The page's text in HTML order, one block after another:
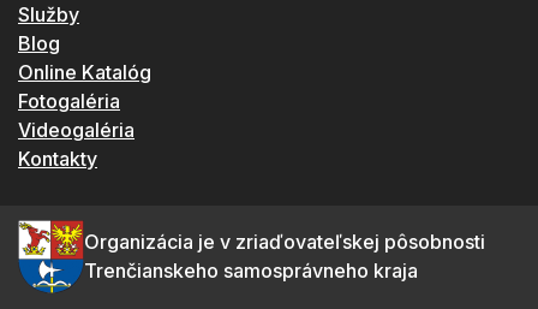
Služby
Blog
Online Katalóg
Fotogaléria
Videogaléria
Kontakty
Organizácia je v zriaďovateľskej pôsobnosti
Trenčianskeho samosprávneho kraja